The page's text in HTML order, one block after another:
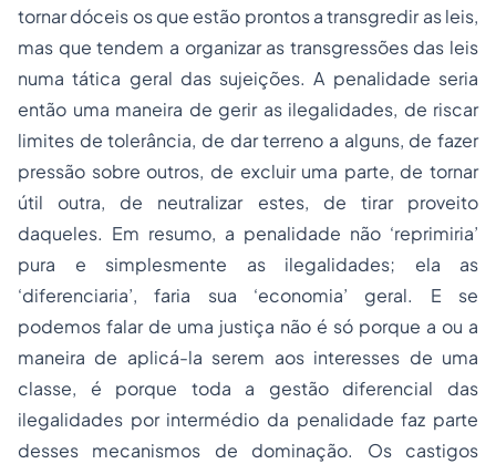
tornar dóceis os que estão prontos a transgredir as leis,
mas que tendem a organizar as transgressões das leis
numa tática geral das sujeições. A penalidade seria
então uma maneira de gerir as ilegalidades, de riscar
limites de tolerância, de dar terreno a alguns, de fazer
pressão sobre outros, de excluir uma parte, de tornar
útil outra, de neutralizar estes, de tirar proveito
daqueles. Em resumo, a penalidade não ‘reprimiria’
pura e simplesmente as ilegalidades; ela as
‘diferenciaria’, faria sua ‘economia’ geral. E se
podemos falar de uma justiça não é só porque a ou a
maneira de aplicá-la serem aos interesses de uma
classe, é porque toda a gestão diferencial das
ilegalidades por intermédio da penalidade faz parte
desses mecanismos de dominação. Os castigos